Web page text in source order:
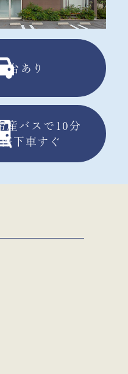
台あり
産バスで10分
下車すぐ